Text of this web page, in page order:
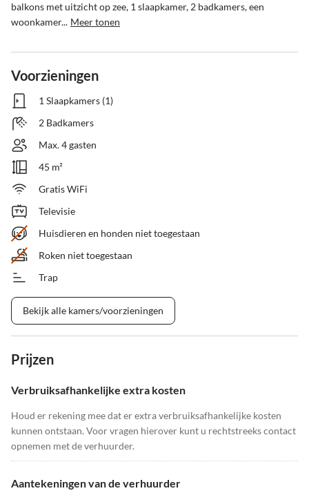
balkons met uitzicht op zee, 1 slaapkamer, 2 badkamers, een
woonkamer... Meer tonen
Voorzieningen
1 Slaapkamers (1)
2 Badkamers
Max. 4 gasten
45 m²
Gratis WiFi
Televisie
Huisdieren en honden niet toegestaan
Roken niet toegestaan
Trap
Bekijk alle kamers/voorzieningen
Prijzen
Verbruiksafhankelijke extra kosten
Houd er rekening mee dat er extra verbruiksafhankelijke kosten
kunnen ontstaan. Voor vragen hierover kunt u rechtstreeks contact
opnemen met de verhuurder.
Aantekeningen van de verhuurder